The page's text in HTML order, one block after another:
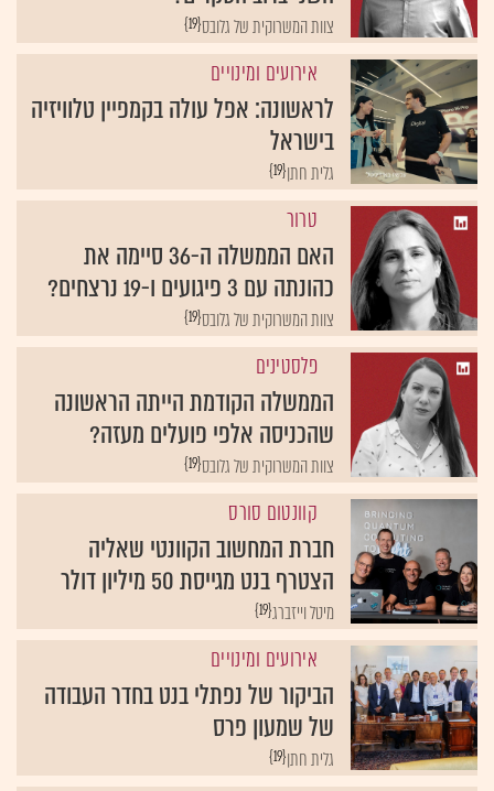
{19}צוות המשרוקית של גלובס
אירועים ומינויים
לראשונה: אפל עולה בקמפיין טלוויזיה
בישראל
{19}גלית חתן
טרור
האם הממשלה ה-36 סיימה את
כהונתה עם 3 פיגועים ו-19 נרצחים?
{19}צוות המשרוקית של גלובס
פלסטינים
הממשלה הקודמת הייתה הראשונה
שהכניסה אלפי פועלים מעזה?
{19}צוות המשרוקית של גלובס
קוונטום סורס
חברת המחשוב הקוונטי שאליה
הצטרף בנט מגייסת 50 מיליון דולר
{19}מיטל וייזברג
אירועים ומינויים
הביקור של נפתלי בנט בחדר העבודה
של שמעון פרס
{19}גלית חתן